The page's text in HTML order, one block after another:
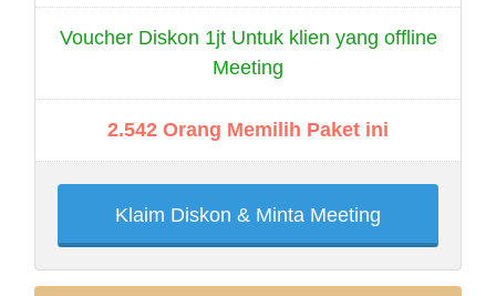
Voucher Diskon 1jt Untuk klien yang offline
Meeting
2.542 Orang Memilih Paket ini
Klaim Diskon & Minta Meeting